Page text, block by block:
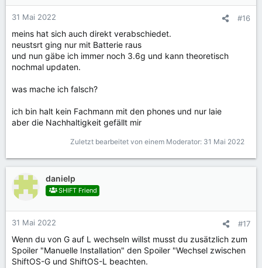
31 Mai 2022 #16
meins hat sich auch direkt verabschiedet.
neustsrt ging nur mit Batterie raus
und nun gäbe ich immer noch 3.6g und kann theoretisch
nochmal updaten.
was mache ich falsch?
ich bin halt kein Fachmann mit den phones und nur laie
aber die Nachhaltigkeit gefällt mir
Zuletzt bearbeitet von einem Moderator: 31 Mai 2022
danielp
SHIFT Friend
31 Mai 2022 #17
Wenn du von G auf L wechseln willst musst du zusätzlich zum
Spoiler "Manuelle Installation" den Spoiler "Wechsel zwischen
ShiftOS-G und ShiftOS-L beachten.